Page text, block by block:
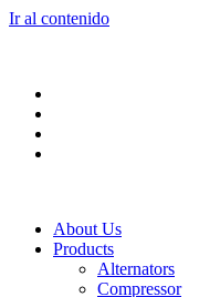
Ir al contenido
About Us
Products
Alternators
Compressor